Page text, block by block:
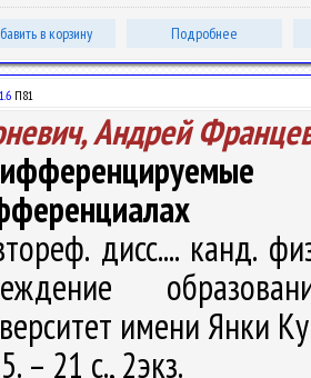
в корзину Подробнее
П81
Андрей
дисс.... канд.
имени Янки
– 21 с., 2экз.